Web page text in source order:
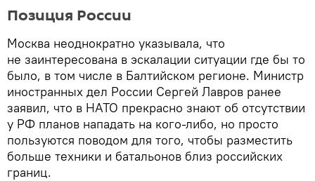
Позиция России
Москва неоднократно указывала, что
не заинтересована в эскалации ситуации где бы то
было, в том числе в Балтийском регионе. Министр
иностранных дел России Сергей Лавров ранее
заявил, что в НАТО прекрасно знают об отсутствии
у РФ планов нападать на кого-либо, но просто
пользуются поводом для того, чтобы разместить
больше техники и батальонов близ российских
границ.